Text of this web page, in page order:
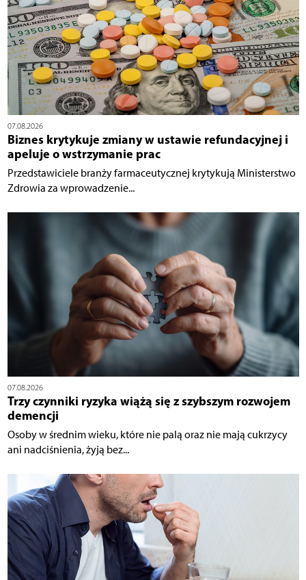
07.08.2026
Biznes krytykuje zmiany w ustawie refundacyjnej i
apeluje o wstrzymanie prac
Przedstawiciele branży farmaceutycznej krytykują Ministerstwo
Zdrowia za wprowadzenie...
07.08.2026
Trzy czynniki ryzyka wiążą się z szybszym rozwojem
demencji
Osoby w średnim wieku, które nie palą oraz nie mają cukrzycy
ani nadciśnienia, żyją bez...